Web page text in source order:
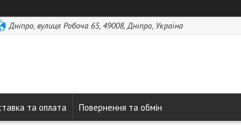
Дніпро, вулиця Робоча 65, 49008, Дніпро, Україна
та оплата Повернення та обмін